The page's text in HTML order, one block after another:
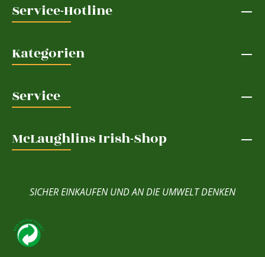
Service-Hotline
Kategorien
Service
McLaughlins Irish-Shop
SICHER EINKAUFEN UND AN DIE UMWELT DENKEN